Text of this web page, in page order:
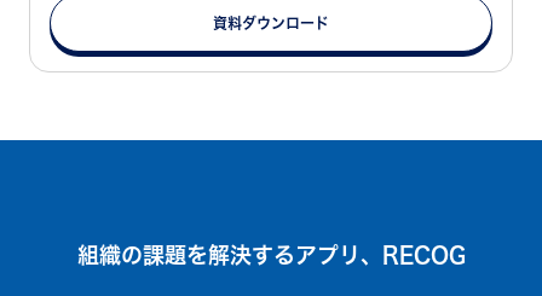
資料ダウンロード
組織の課題を解決するアプリ、RECOG